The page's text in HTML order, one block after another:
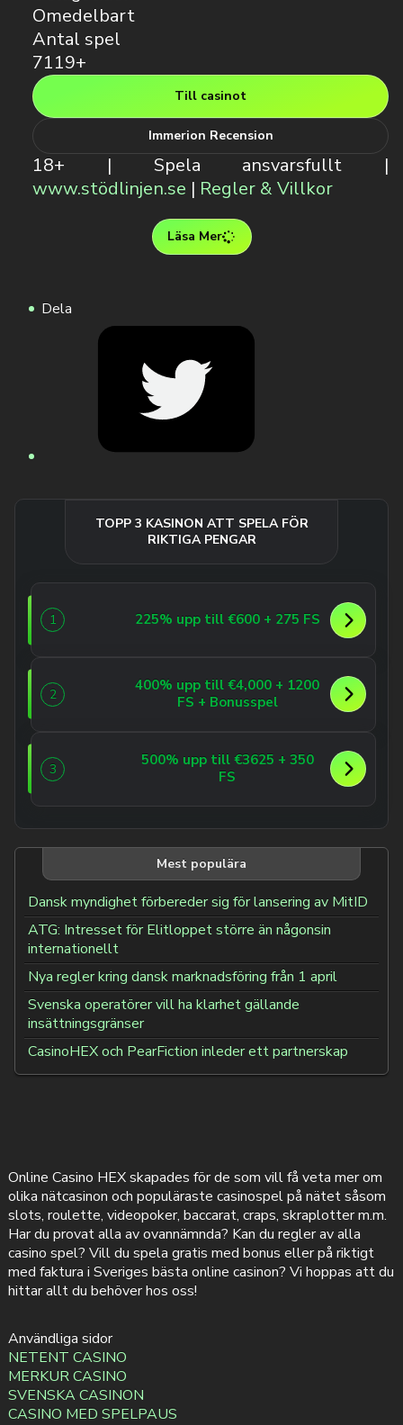
Omedelbart
Antal spel
7119+
Till casinot
Immerion Recension
18+ | Spela ansvarsfullt |
www.stödlinjen.se | Regler & Villkor
Läsa Mer
Dela
TOPP 3 KASINON ATT SPELA FÖR
RIKTIGA PENGAR
1 225% upp till €600 + 275 FS
2
400% upp till €4,000 + 1200
FS + Bonusspel
3
500% upp till €3625 + 350
FS
Mest populära
Dansk myndighet förbereder sig för lansering av MitID
ATG: Intresset för Elitloppet större än någonsin
internationellt
Nya regler kring dansk marknadsföring från 1 april
Svenska operatörer vill ha klarhet gällande
insättningsgränser
CasinoHEX och PearFiction inleder ett partnerskap
Online Casino HEX skapades för de som vill få veta mer om
olika nätcasinon och populäraste casinospel på nätet såsom
slots, roulette, videopoker, baccarat, craps, skraplotter m.m.
Har du provat alla av ovannämnda? Kan du regler av alla
casino spel? Vill du spela gratis med bonus eller på riktigt
med faktura i Sveriges bästa online casinon? Vi hoppas att du
hittar allt du behöver hos oss!
Användliga sidor
NETENT CASINO
MERKUR CASINO
SVENSKA CASINON
CASINO MED SPELPAUS